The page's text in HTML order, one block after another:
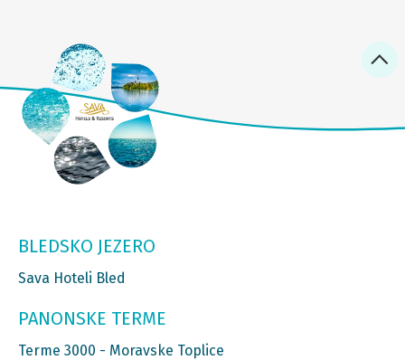
BLEDSKO JEZERO
Sava Hoteli Bled
PANONSKE TERME
Terme 3000 - Moravske Toplice